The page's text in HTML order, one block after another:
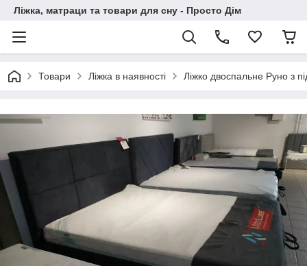
Ліжка, матраци та товари для сну - Просто Дім
Товари Ліжка в наявності Ліжко двоспальне Руно з